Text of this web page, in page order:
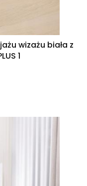
wizażu biała z
1